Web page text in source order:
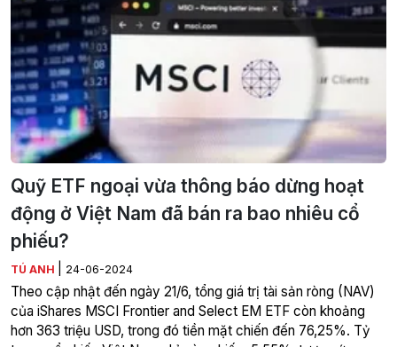
Quỹ ETF ngoại vừa thông báo dừng hoạt
động ở Việt Nam đã bán ra bao nhiêu cổ
phiếu?
TÚ ANH 24-06-2024
Theo cập nhật đến ngày 21/6, tổng giá trị tài sản ròng (NAV)
của iShares MSCI Frontier and Select EM ETF còn khoảng
hơn 363 triệu USD, trong đó tiền mặt chiến đến 76,25%. Tỷ